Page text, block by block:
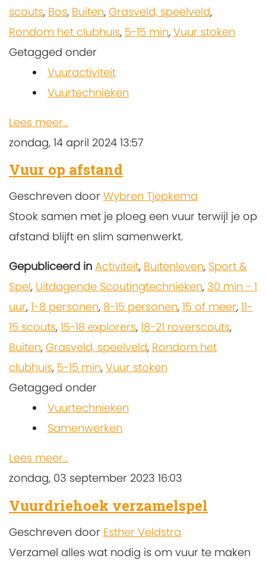
scouts, Bos, Buiten, Grasveld, speelveld,
Rondom het clubhuis, 5-15 min, Vuur stoken
Getagged onder
Vuuractiviteit
Vuurtechnieken
Lees meer...
zondag, 14 april 2024 13:57
Vuur op afstand
Geschreven door Wybren Tjepkema
Stook samen met je ploeg een vuur terwijl je op
afstand blijft en slim samenwerkt.
Gepubliceerd in Activiteit, Buitenleven, Sport &
Spel, Uitdagende Scoutingtechnieken, 30 min - 1
uur, 1-8 personen, 8-15 personen, 15 of meer, 11-
15 scouts, 15-18 explorers, 18-21 roverscouts,
Buiten, Grasveld, speelveld, Rondom het
clubhuis, 5-15 min, Vuur stoken
Getagged onder
Vuurtechnieken
Samenwerken
Lees meer...
zondag, 03 september 2023 16:03
Vuurdriehoek verzamelspel
Geschreven door Esther Veldstra
Verzamel alles wat nodig is om vuur te maken